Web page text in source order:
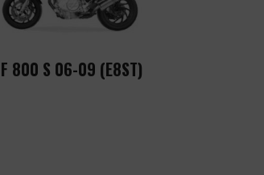
F 800 S 06-09 (E8ST)